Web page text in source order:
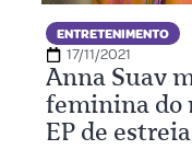
ENTRETENIMENTO
17/11/2021
Anna Suav
feminina do
EP de